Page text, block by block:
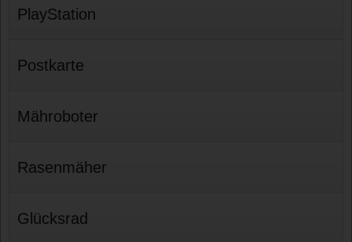
PlayStation
Postkarte
Mähroboter
Rasenmäher
Glücksrad